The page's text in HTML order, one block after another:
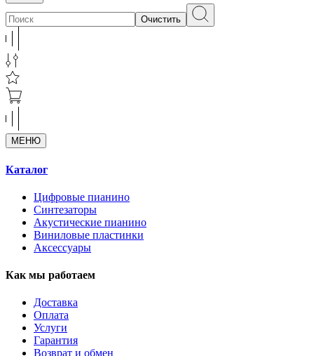
Очистить
МЕНЮ
Каталог
Цифровые пианино
Синтезаторы
Акустические пианино
Виниловые пластинки
Аксессуары
Как мы работаем
Доставка
Оплата
Услуги
Гарантия
Возврат и обмен